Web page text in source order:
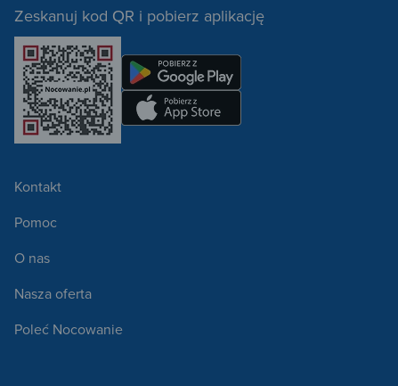
Zeskanuj kod QR i pobierz aplikację
Kontakt
Pomoc
O nas
Nasza oferta
Poleć Nocowanie